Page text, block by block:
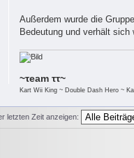
Außerdem wurde die
Bedeutung und verhält sich
~τeam ττ~
Kart Wii King ~ Double Dash Hero ~
letzten Zeit anzeigen: